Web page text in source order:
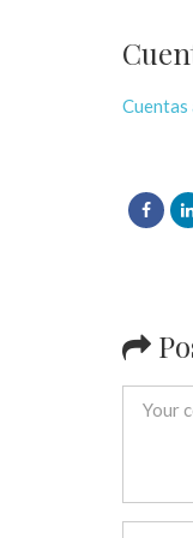
Cuentas